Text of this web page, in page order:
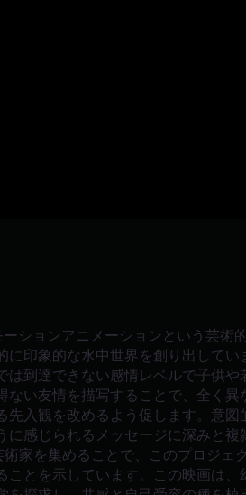
ションアニメーションという芸
に印象的な水中世界を創り出して
到達できない感情レベルで子供や
ない友情を描写することで、全く
先入観を改めるよう促します。意
感じられるメッセージに深みと複
家を集めることで、このプロジ
ことを示しています。この映画は